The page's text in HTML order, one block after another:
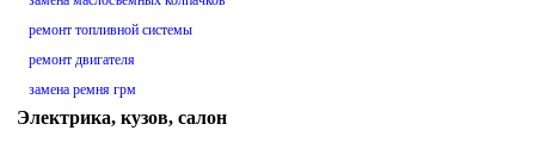
ремонт топливной системы
ремонт двигателя
замена ремня грм
Электрика, кузов, салон